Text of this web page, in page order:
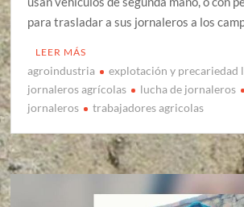
para trasladar a sus jornaleros a los
LEER MÁS
agroindustria
explotación y precariedad
jornaleros agrícolas
lucha de jornaleros
jornaleros
trabajadores agricolas